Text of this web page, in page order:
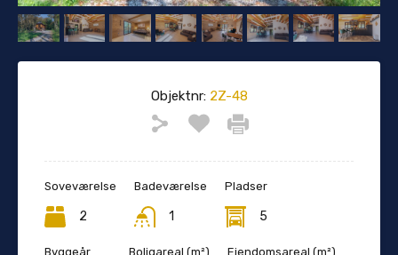
Objektnr:2Z-48
Soveværelse
2
Badeværelse
1
Pladser
5
Byggeår Boligareal (m²) Ejendomsareal (m²)